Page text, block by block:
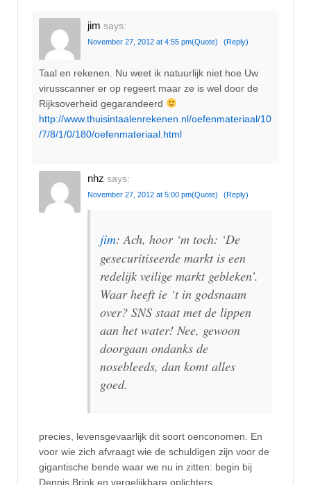
jim says:
November 27, 2012 at 4:55 pm(Quote) (Reply)
Taal en rekenen. Nu weet ik natuurlijk niet hoe Uw
virusscanner er op regeert maar ze is wel door de
Rijksoverheid gegarandeerd
http://www.thuisintaalenrekenen.nl/oefenmateriaal/10
/7/8/1/0/180/oefenmateriaal.html
nhz says:
November 27, 2012 at 5:00 pm(Quote) (Reply)
jim: Ach, hoor ‘m toch: ‘De
gesecuritiseerde markt is een
redelijk veilige markt gebleken’.
Waar heeft ie ‘t in godsnaam
over? SNS staat met de lippen
aan het water! Nee, gewoon
doorgaan ondanks de
nosebleeds, dan komt alles
goed.
precies, levensgevaarlijk dit soort oenconomen. En
voor wie zich afvraagt wie de schuldigen zijn voor de
gigantische bende waar we nu in zitten: begin bij
Dennis Brink en vergelijkbare oplichters.